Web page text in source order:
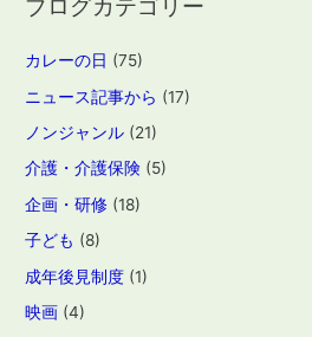
ブログカテゴリー
カレーの日 (75)
ニュース記事から (17)
ノンジャンル (21)
介護・介護保険 (5)
企画・研修 (18)
子ども (8)
成年後見制度 (1)
映画 (4)